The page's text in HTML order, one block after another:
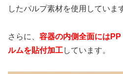
したパルプ素材を使用していま
さらに、 容器の内側全面には
ルムを貼付加工しています。